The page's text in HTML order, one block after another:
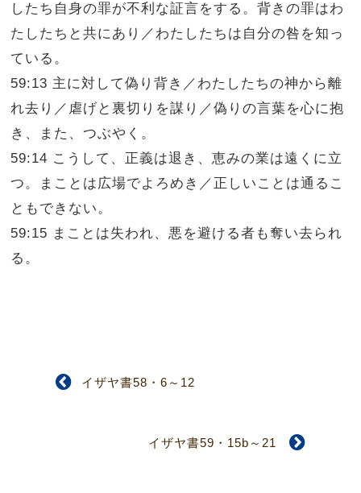
したち自身の罪が不利な証言をする。背きの罪はわ
たしたちと共にあり／わたしたちは自分の咎を知っ
ている。
59:13 主に対して偽り背き／わたしたちの神から離
れ去り／虐げと裏切りを謀り／偽りの言葉を心に抱
き、また、つぶやく。
59:14 こうして、正義は退き、恵みの業は遠くに立
つ。まことは広場でよろめき／正しいことは通るこ
ともできない。
59:15 まことは失われ、悪を避ける者も奪い去られ
る。
イザヤ書58・6～12
イザヤ書59・15b～21